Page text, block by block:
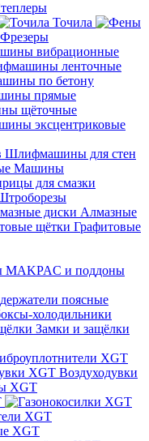
Точила
Фрезеры
Шлифмашины для стен
Машины
Алмазные
Графитовые
MAKPAC и поддоны
поясные
холодильники
Замки и защёлки
Воздуходувки
XGT
XGT